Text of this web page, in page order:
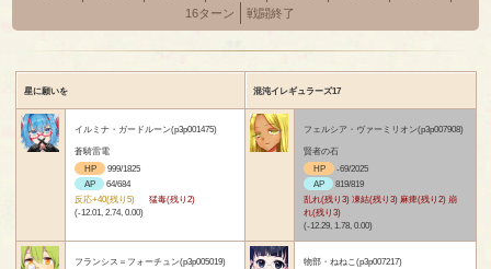
16ターン
戦闘終了
星に願いを 混沌イレギュラーズ17
イルミナ・ガードルーン(p3p001475)
蒼騎雷電
HP
999/1825
AP
64/684
反応+40(残り5)
猛毒(残り2)
(-12.01, 2.74, 0.00)
フェルシア・ヴァーミリオン(p3p007908)
賢者の石
HP
-69/2025
AP
819/819
乱れ(残り3) 凍結(残り3) 麻痺(残り2) 崩
れ(残り3)
(-12.29, 1.78, 0.00)
フランシス＝フォーチュン(p3p005019)
物部・ねねこ(p3p007217)